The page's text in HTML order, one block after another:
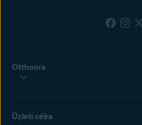
Otthonra
Üzleti célra